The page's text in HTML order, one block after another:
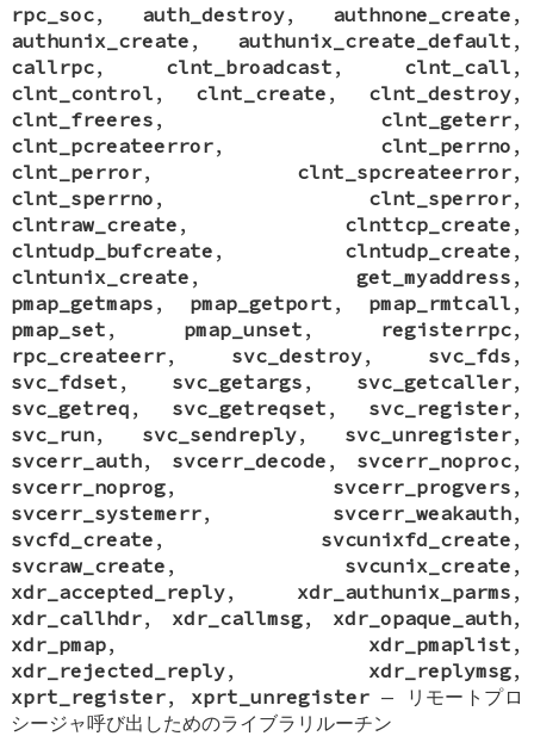
rpc_soc, auth_destroy, authnone_create ,
authunix_create , authunix_create_default ,
callrpc, clnt_broadcast , clnt_call ,
clnt_control , clnt_create , clnt_destroy,
clnt_freeres , clnt_geterr,
clnt_pcreateerror, clnt_perrno ,
clnt_perror, clnt_spcreateerror,
clnt_sperrno , clnt_sperror,
clntraw_create , clnttcp_create ,
clntudp_bufcreate , clntudp_create ,
clntunix_create , get_myaddress ,
pmap_getmaps , pmap_getport , pmap_rmtcall ,
pmap_set , pmap_unset , registerrpc,
rpc_createerr, svc_destroy, svc_fds ,
svc_fdset , svc_getargs , svc_getcaller,
svc_getreq , svc_getreqset , svc_register,
svc_run, svc_sendreply, svc_unregister,
svcerr_auth, svcerr_decode , svcerr_noproc,
svcerr_noprog, svcerr_progvers ,
svcerr_systemerr, svcerr_weakauth,
svcfd_create , svcunixfd_create ,
svcraw_create , svcunix_create ,
xdr_accepted_reply, xdr_authunix_parms ,
xdr_callhdr, xdr_callmsg, xdr_opaque_auth,
xdr_pmap, xdr_pmaplist ,
xdr_rejected_reply, xdr_replymsg,
xprt_register, xprt_unregister—
リモートプロ
シージャ呼び出しためのライブラリルーチン